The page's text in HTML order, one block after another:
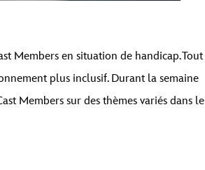
Members en situation de handicap. Tout
plus inclusif. Durant la semaine
Members sur des thèmes variés dans le